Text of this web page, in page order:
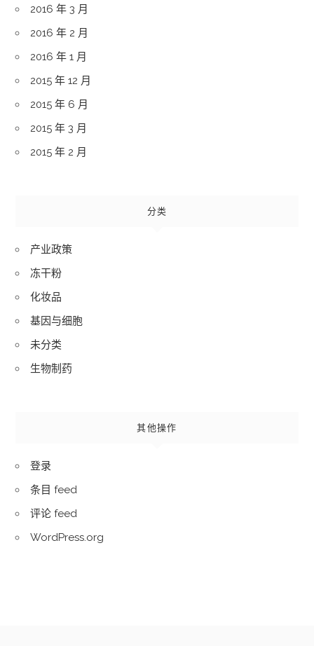
2016 年 3 月
2016 年 2 月
2016 年 1 月
2015 年 12 月
2015 年 6 月
2015 年 3 月
2015 年 2 月
分类
产业政策
冻干粉
化妆品
基因与细胞
未分类
生物制药
其他操作
登录
条目 feed
评论 feed
WordPress.org